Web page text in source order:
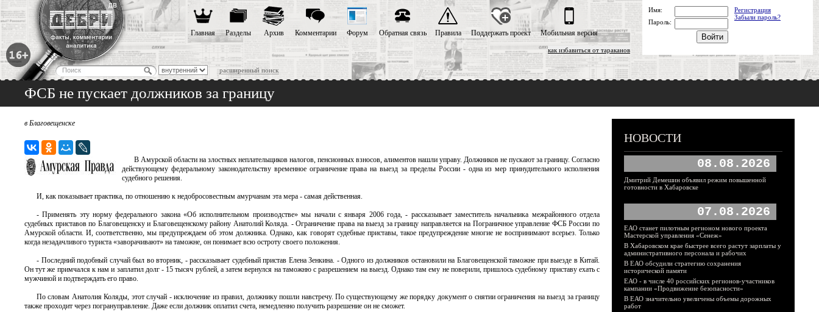
как избавиться от тараканов
расширенный поиск
Главная Разделы Архив Комментарии Форум Обратная связь Правила Поддержать проект Мобильная версия
Имя:
Регистрация
Забыли пароль?
Пароль:
ФСБ не пускает должников за границу
в Благовещенске
В Амурской области на злостных неплательщиков налогов, пенсионных взносов, алиментов нашли управу. Должников не пускают за границу. Согласно
действующему федеральному законодательству временное ограничение права на выезд за пределы России - одна из мер принудительного исполнения
судебного решения.
И, как показывает практика, по отношению к недобросовестным амурчанам эта мера - самая действенная.
- Применять эту норму федерального закона «Об исполнительном производстве» мы начали с января 2006 года, - рассказывает заместитель начальника межрайонного отдела
судебных приставов по Благовещенску и Благовещенскому району Анатолий Коляда. - Ограничение права на выезд за границу направляется на Пограничное управление ФСБ России по
Амурской области. И, соответственно, мы предупреждаем об этом должника. Однако, как говорят судебные приставы, такое предупреждение многие не воспринимают всерьез. Только
когда незадачливого туриста «заворачивают» на таможне, он понимает всю остроту своего положения.
- Последний подобный случай был во вторник, - рассказывает судебный пристав Елена Зенкина. - Одного из должников остановили на Благовещенской таможне при выезде в Китай.
Он тут же примчался к нам и заплатил долг - 15 тысяч рублей, а затем вернулся на таможню с разрешением на выезд. Однако там ему не поверили, пришлось судебному приставу ехать с
мужчиной и подтверждать его право.
По словам Анатолия Коляды, этот случай - исключение из правил, должнику пошли навстречу. По существующему же порядку документ о снятии ограничения на выезд за границу
также проходит через погрануправление. Даже если должник оплатил счета, немедленно получить разрешение он не сможет.
НОВОСТИ
08.08.2026
Дмитрий Демешин объявил режим повышенной
готовности в Хабаровске
07.08.2026
ЕАО станет пилотным регионом нового проекта
Мастерской управления «Сенеж»
В Хабаровском крае быстрее всего растут зарплаты у
административного персонала и рабочих
В ЕАО обсудили стратегию сохранения
исторической памяти
ЕАО - в числе 40 российских регионов-участников
кампании «Продвижение безопасности»
В ЕАО значительно увеличены объемы дорожных
работ